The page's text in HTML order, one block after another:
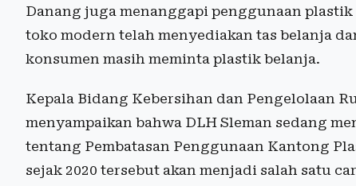
Danang juga menanggapi penggunaan
toko modern telah menyediakan tas belanja
konsumen masih meminta plastik belanja.
Kepala Bidang Kebersihan dan Pengelolaan
menyampaikan bahwa DLH Sleman sedang
tentang Pembatasan Penggunaan Kantong
sejak 2020 tersebut akan menjadi salah satu